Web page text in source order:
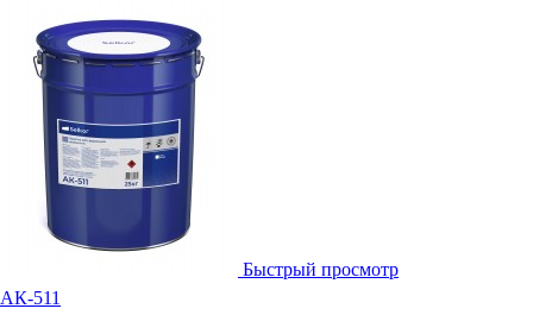
Быстрый просмотр
АК-511